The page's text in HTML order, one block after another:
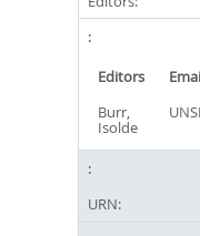
Editors
Burr,
Isolde
URN: